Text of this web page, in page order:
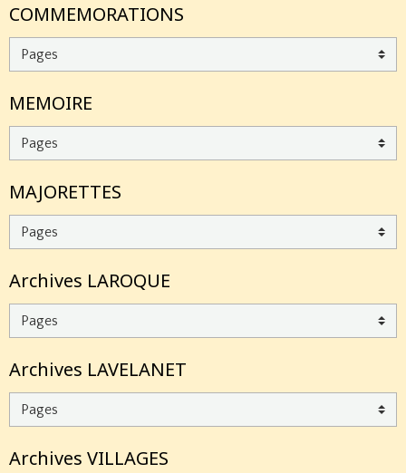
COMMEMORATIONS
MEMOIRE
MAJORETTES
Archives LAROQUE
Archives LAVELANET
Archives VILLAGES